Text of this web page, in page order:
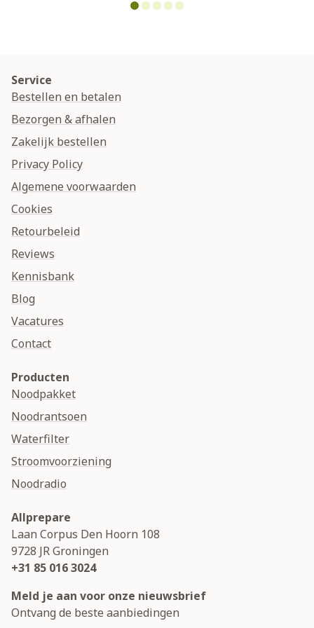
Service
Bestellen en betalen
Bezorgen & afhalen
Zakelijk bestellen
Privacy Policy
Algemene voorwaarden
Cookies
Retourbeleid
Reviews
Kennisbank
Blog
Vacatures
Contact
Producten
Noodpakket
Noodrantsoen
Waterfilter
Stroomvoorziening
Noodradio
Allprepare
Laan Corpus Den Hoorn 108
9728 JRGroningen
+31 85 016 3024
Meld je aan voor onze nieuwsbrief
Ontvang de beste aanbiedingen